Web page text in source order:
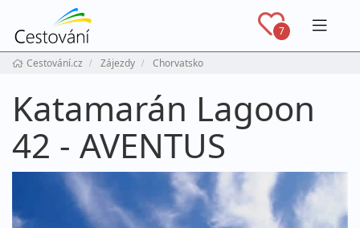
7
Cestování.cz Zájezdy Chorvatsko
Katamarán Lagoon
42 - AVENTUS